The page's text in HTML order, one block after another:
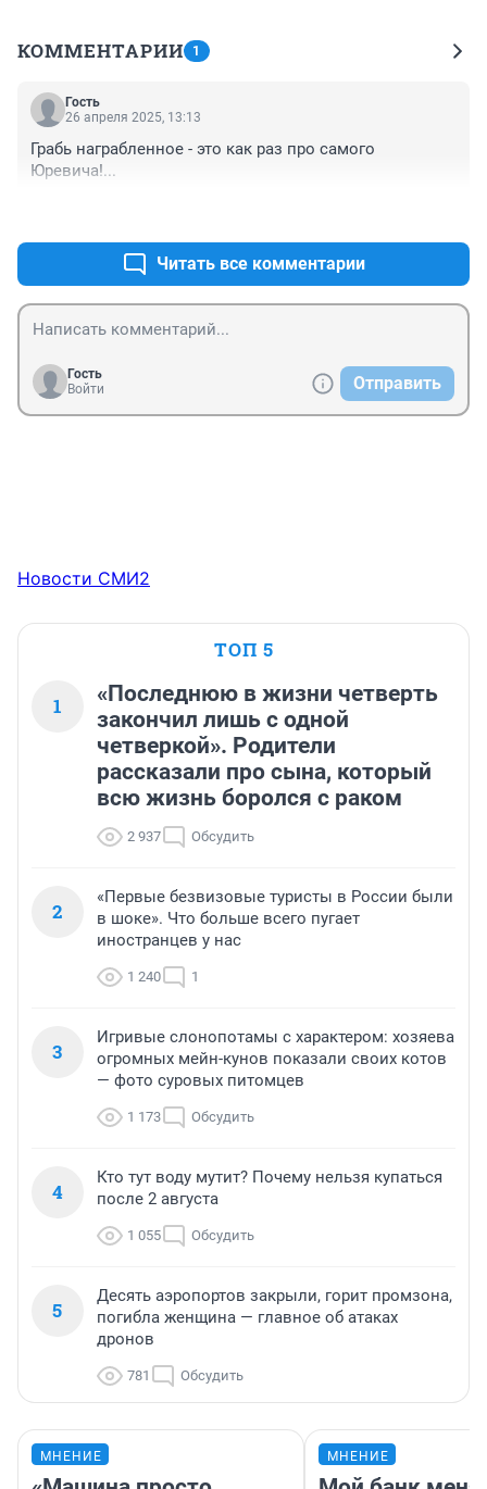
КОММЕНТАРИИ 1
Гость
26 апреля 2025, 13:13
Грабь награбленное - это как раз про самого
Юревича!...
Читать все комментарии
Гость
Войти
Отправить
Новости СМИ2
ТОП 5
1
«Последнюю в жизни четверть
закончил лишь с одной
четверкой». Родители
рассказали про сына, который
всю жизнь боролся с раком
2 937 Обсудить
2
«Первые безвизовые туристы в России были
в шоке». Что больше всего пугает
иностранцев у нас
1 240 1
3
Игривые слонопотамы с характером: хозяева
огромных мейн-кунов показали своих котов
— фото суровых питомцев
1 173 Обсудить
4
Кто тут воду мутит? Почему нельзя купаться
после 2 августа
1 055 Обсудить
5
Десять аэропортов закрыли, горит промзона,
погибла женщина — главное об атаках
дронов
781 Обсудить
МНЕНИЕ МНЕНИЕ